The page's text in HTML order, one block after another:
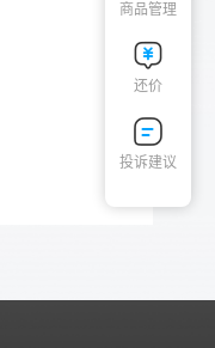
商品管理
还价
投诉建议